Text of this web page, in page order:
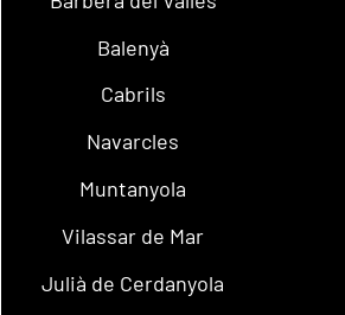
Balenyà
Cabrils
Navarcles
Muntanyola
Vilassar de Mar
Julià de Cerdanyola